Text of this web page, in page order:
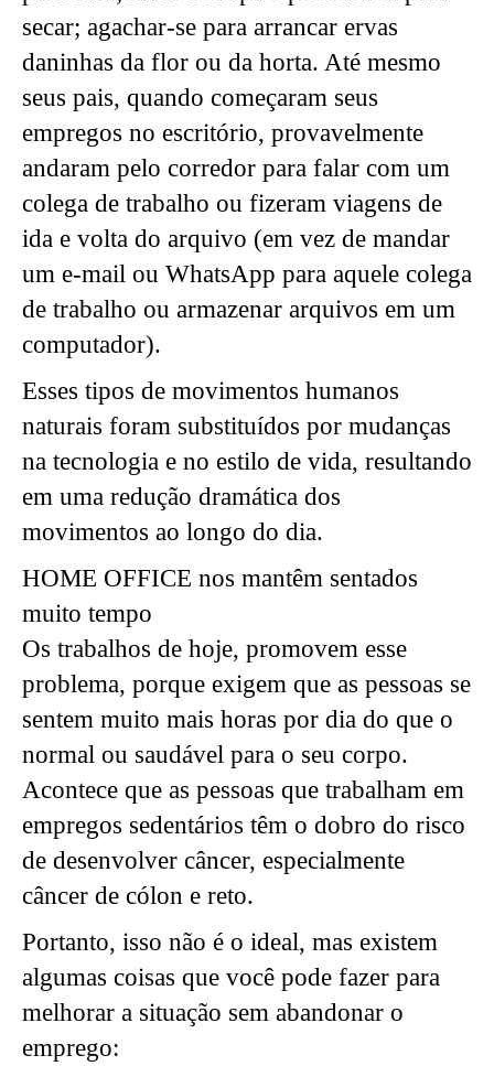
secar; agachar-se para arrancar ervas
daninhas da flor ou da horta. Até mesmo
seus pais, quando começaram seus
empregos no escritório, provavelmente
andaram pelo corredor para falar com um
colega de trabalho ou fizeram viagens de
ida e volta do arquivo (em vez de mandar
um e-mail ou WhatsApp para aquele colega
de trabalho ou armazenar arquivos em um
computador).
Esses tipos de movimentos humanos
naturais foram substituídos por mudanças
na tecnologia e no estilo de vida, resultando
em uma redução dramática dos
movimentos ao longo do dia.
HOME OFFICE nos mantêm sentados
muito tempo
Os trabalhos de hoje, promovem esse
problema, porque exigem que as pessoas se
sentem muito mais horas por dia do que o
normal ou saudável para o seu corpo.
Acontece que as pessoas que trabalham em
empregos sedentários têm o dobro do risco
de desenvolver câncer, especialmente
câncer de cólon e reto.
Portanto, isso não é o ideal, mas existem
algumas coisas que você pode fazer para
melhorar a situação sem abandonar o
emprego: